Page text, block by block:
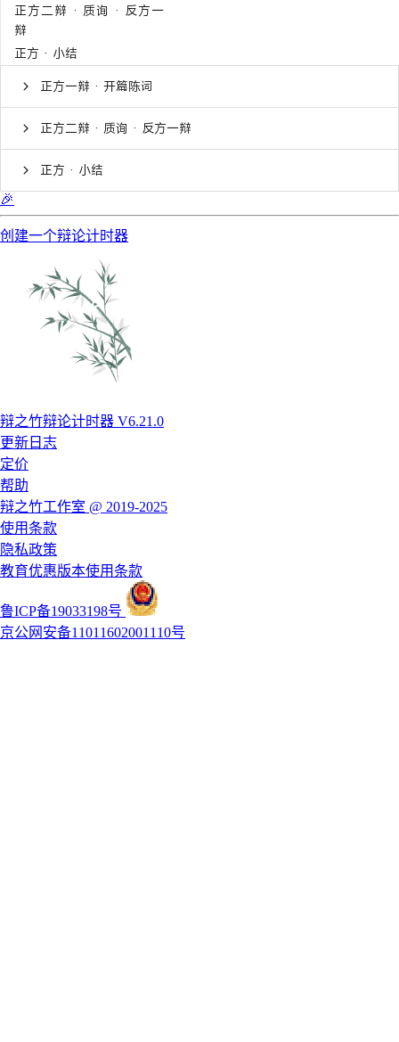
正方二辩 · 质询 · 反方一
辩
正方 · 小结
正方一辩 · 开篇陈词
正方二辩 · 质询 · 反方一辩
正方 · 小结
🎉
创建一个辩论计时器
辩之竹辩论计时器 V6.21.0
更新日志
定价
帮助
辩之竹工作室 @ 2019-2025
使用条款
隐私政策
教育优惠版本使用条款
鲁ICP备19033198号
京公网安备11011602001110号